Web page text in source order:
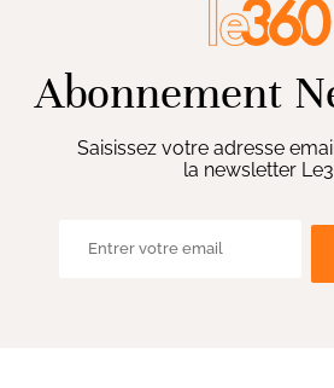
Abonnement
Saisissez votre adresse
la newsletter